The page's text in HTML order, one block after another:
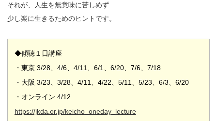
それが、人生を無意味に苦しめず
少し楽に生きるためのヒントです。
◆傾聴１日講座
・東京 3/28、4/6、4/11、6/1、6/20、7/6、7/18
・大阪 3/23、3/28、4/11、4/22、5/11、5/23、6/3、6/20
・オンライン 4/12
https://jkda.or.jp/keicho_oneday_lecture